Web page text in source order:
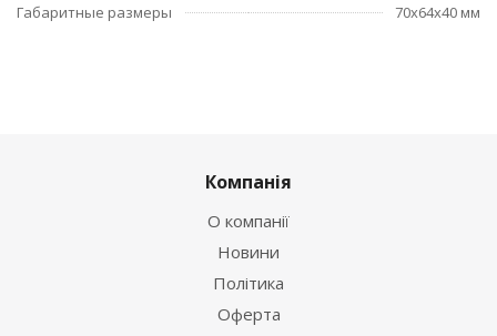
Габаритные размеры
70x64x40 мм
Компанія
О компанії
Новини
Політика
Оферта